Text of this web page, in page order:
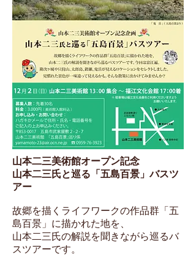
山本二三美術館オープン記念
山本二三氏と巡る「五島百景」バスツ
アー
故郷を描くライフワークの作品群「五
島百景」に描かれた地を、
山本二三氏の解説を聞きながら巡るバ
スツアーです。